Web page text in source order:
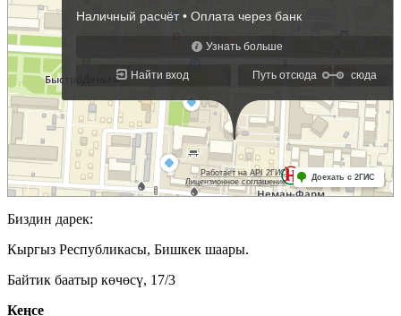
Биздин дарек:
Кыргыз Республикасы, Бишкек шаары.
Байтик баатыр көчөсү, 17/3
Кеӊсе